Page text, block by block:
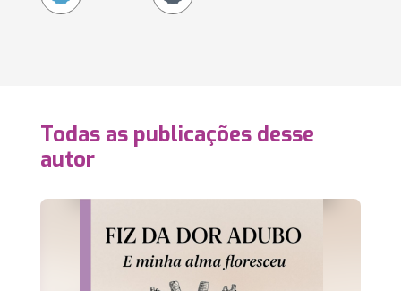
Todas as publicações desse
autor